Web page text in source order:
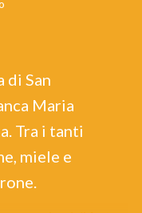
di San
Maria
Tra i tanti
miele e